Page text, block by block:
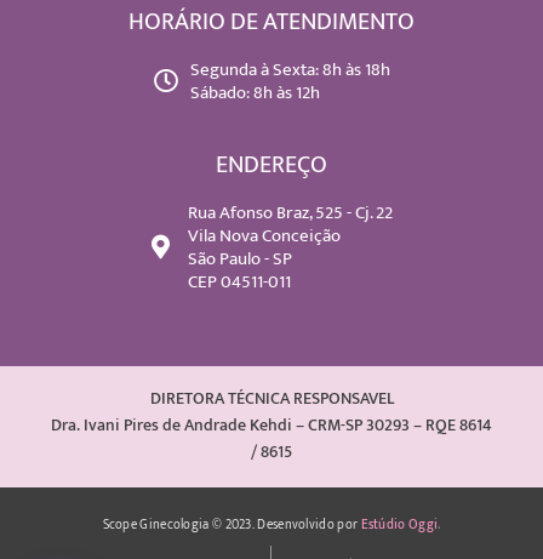
HORÁRIO DE ATENDIMENTO
Segunda à Sexta: 8h às 18h
Sábado: 8h às 12h
ENDEREÇO
Rua Afonso Braz, 525 - Cj. 22
Vila Nova Conceição
São Paulo - SP
CEP 04511-011
DIRETORA TÉCNICA RESPONSAVEL
Dra. Ivani Pires de Andrade Kehdi – CRM-SP 30293 – RQE 8614
/ 8615
Scope Ginecologia © 2023. Desenvolvido porEstúdio Oggi.